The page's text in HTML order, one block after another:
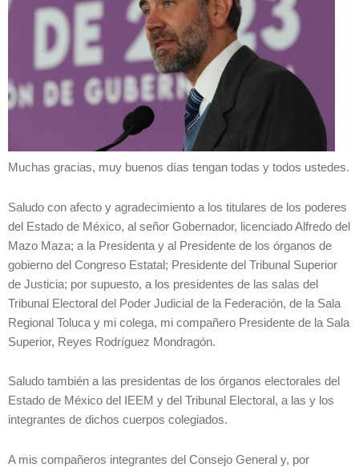
Muchas gracias, muy buenos días tengan todas y todos ustedes.
Saludo con afecto y agradecimiento a los titulares de los poderes
del Estado de México, al señor Gobernador, licenciado Alfredo del
Mazo Maza; a la Presidenta y al Presidente de los órganos de
gobierno del Congreso Estatal; Presidente del Tribunal Superior
de Justicia; por supuesto, a los presidentes de las salas del
Tribunal Electoral del Poder Judicial de la Federación, de la Sala
Regional Toluca y mi colega, mi compañero Presidente de la Sala
Superior, Reyes Rodríguez Mondragón.
Saludo también a las presidentas de los órganos electorales del
Estado de México del IEEM y del Tribunal Electoral, a las y los
integrantes de dichos cuerpos colegiados.
A mis compañeros integrantes del Consejo General y, por